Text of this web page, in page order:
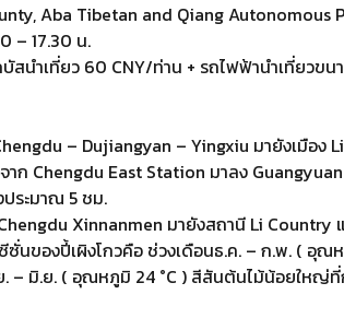
Aba Tibetan and Qiang Autonomous
– 17.30 น.
สนำเที่ยว 60 CNY/ท่าน + รถไฟฟ้านำเที่ยวข
– Dujiangyan – Yingxiu มายังเมือง
จาก Chengdu East Station มาลง
ประมาณ 5 ชม.
Xinnanmen มายังสถานี Li Country
ซั่นของปี้เผิงโกวคือ ช่วงเดือนธ.ค. – ก.พ. ( อุ
. – มิ.ย. ( อุณหภูมิ 24 °C ) สีสันต้นไม้น้อยใหญ่